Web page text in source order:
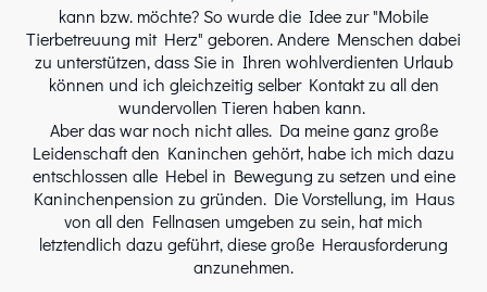
kann bzw. möchte? So wurde die Idee zur "Mobile
Tierbetreuung mit Herz" geboren. Andere Menschen dabei
zu unterstützen, dass Sie in Ihren wohlverdienten Urlaub
können und ich gleichzeitig selber Kontakt zu all den
wundervollen Tieren haben kann.
Aber das war noch nicht alles. Da meine ganz große
Leidenschaft den Kaninchen gehört, habe ich mich dazu
entschlossen alle Hebel in Bewegung zu setzen und eine
Kaninchenpension zu gründen. Die Vorstellung, im Haus
von all den Fellnasen umgeben zu sein, hat mich
letztendlich dazu geführt, diese große Herausforderung
anzunehmen.